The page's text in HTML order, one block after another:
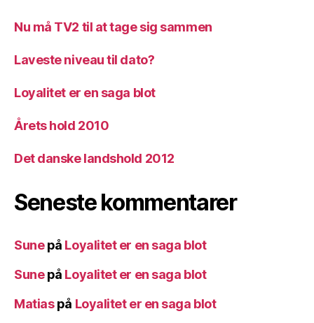
Nu må TV2 til at tage sig sammen
Laveste niveau til dato?
Loyalitet er en saga blot
Årets hold 2010
Det danske landshold 2012
Seneste kommentarer
Sunepå Loyalitet er en saga blot
Sunepå Loyalitet er en saga blot
Matiaspå Loyalitet er en saga blot